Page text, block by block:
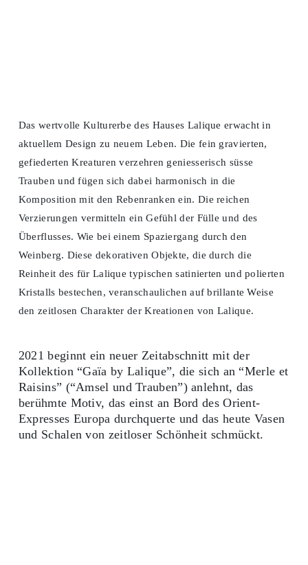
Das wertvolle Kulturerbe des Hauses Lalique erwacht in
aktuellem Design zu neuem Leben. Die fein gravierten,
gefiederten Kreaturen verzehren geniesserisch süsse
Trauben und fügen sich dabei harmonisch in die
Komposition mit den Rebenranken ein. Die reichen
Verzierungen vermitteln ein Gefühl der Fülle und des
Überflusses. Wie bei einem Spaziergang durch den
Weinberg. Diese dekorativen Objekte, die durch die
Reinheit des für Lalique typischen satinierten und polierten
Kristalls bestechen, veranschaulichen auf brillante Weise
den zeitlosen Charakter der Kreationen von Lalique.
2021 beginnt ein neuer Zeitabschnitt mit der
Kollektion “Gaïa by Lalique”, die sich an “Merle et
Raisins” (“Amsel und Trauben”) anlehnt, das
berühmte Motiv, das einst an Bord des Orient-
Expresses Europa durchquerte und das heute Vasen
und Schalen von zeitloser Schönheit schmückt.